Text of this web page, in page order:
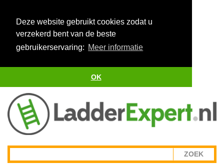
Deze website gebruikt cookies zodat u
verzekerd bent van de beste
gebruikerservaring: Meer informatie
OK